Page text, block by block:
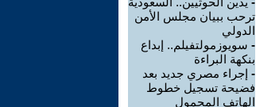
ترحب ببيان مجلس الأمن
الدولي
- سويوزمولتفيلم.. إبداع
بنكهة البراءة
- إجراء مصري جديد بعد
فضيحة تسجيل خطوط
الهاتف المحمول